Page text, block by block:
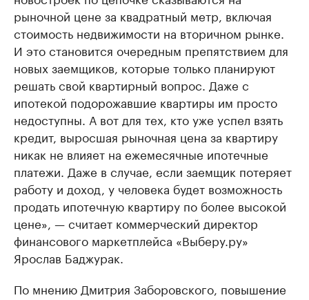
Управляйте страницей компании и развивайте личные продавцы
Ознакомьтесь с
рыночной цене за квадратный метр, включая
стоимость недвижимости на вторичном рынке.
И это становится очередным препятствием для
новых заемщиков, которые только планируют
решать свой квартирный вопрос. Даже с
ипотекой подорожавшие квартиры им просто
недоступны. А вот для тех, кто уже успел взять
кредит, выросшая рыночная цена за квартиру
никак не влияет на ежемесячные ипотечные
платежи. Даже в случае, если заемщик потеряет
работу и доход, у человека будет возможность
продать ипотечную квартиру по более высокой
цене», — считает коммерческий директор
финансового маркетплейса «Выберу.ру»
Ярослав Баджурак.
По мнению Дмитрия Заборовского, повышение